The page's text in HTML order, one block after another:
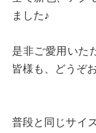
ました♪
是非ご愛用いた
皆様も、どうぞ
普段と同じサイ